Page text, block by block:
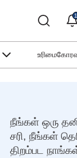
1
நீங்கள் ஒரு
சரி, நீங்கள்
திறம்பட